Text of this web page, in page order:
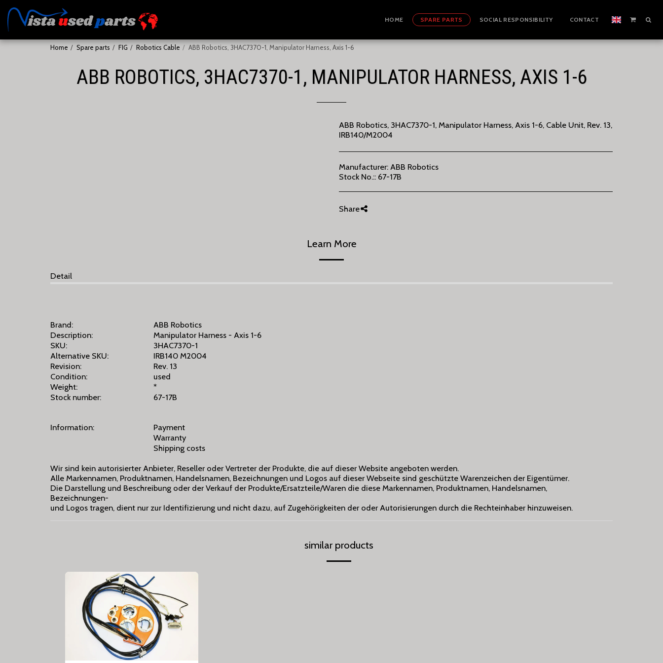
HOME SPARE PARTS SOCIAL RESPONSIBILITY CONTACT
Home Spare parts FIG Robotics Cable ABB Robotics, 3HAC7370-1, Manipulator Harness, Axis 1-6
ABB ROBOTICS, 3HAC7370-1, MANIPULATOR HARNESS, AXIS 1-6
ABB Robotics, 3HAC7370-1, Manipulator Harness, Axis 1-6, Cable Unit, Rev. 13,
IRB140/M2004
Manufacturer: ABB Robotics
Stock No.:: 67-17B
Share
Learn More
Detail
Brand:
ABB Robotics
Description:
Manipulator Harness - Axis 1-6
SKU:
3HAC7370-1
Alternative SKU:
IRB140 M2004
Revision:
Rev. 13
Condition:
used
Weight:
*
Stock number:
67-17B
Information:
Payment
Warranty
Shipping costs
Wir sind kein autorisierter Anbieter, Reseller oder Vertreter der Produkte, die auf dieser Website angeboten werden.
Alle Markennamen, Produktnamen, Handelsnamen, Bezeichnungen und Logos auf dieser Webseite sind geschützte Warenzeichen der Eigentümer.
Die Darstellung und Beschreibung oder der Verkauf der Produkte/Ersatzteile/Waren die diese Markennamen, Produktnamen, Handelsnamen,
Bezeichnungen-
und Logos tragen, dient nur zur Identifizierung und nicht dazu, auf Zugehörigkeiten der oder Autorisierungen durch die Rechteinhaber hinzuweisen.
similar products